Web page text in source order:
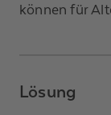
können für
Lösung